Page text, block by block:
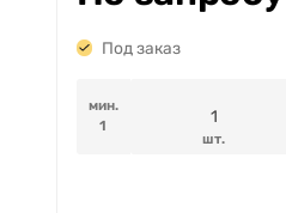
Под заказ
мин.
1
шт.